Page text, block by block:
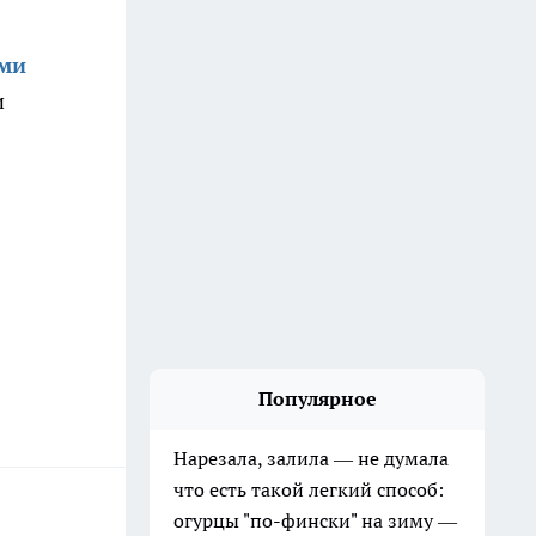
Популярное
Нарезала, залила — не думала
что есть такой легкий способ:
огурцы "по-фински" на зиму —